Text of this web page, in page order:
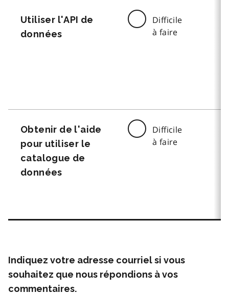
Utiliser l'API de
données
Difficile
à faire
Obtenir de l'aide
pour utiliser le
catalogue de
données
Difficile
à faire
Indiquez votre adresse courriel si vous
souhaitez que nous répondions à vos
commentaires.